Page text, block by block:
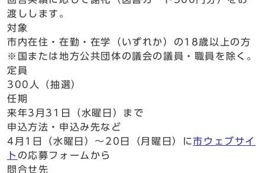
渡しします。
対象
市内在住・在勤・在学（いずれか）の18歳以上の方
※国または地方公共団体の議会の議員・職員を除く。
定員
300人（抽選）
任期
来年3月31日（水曜日）まで
申込方法・申込み先など
4月1日（水曜日）～20日（月曜日）に市ウェブサイ
ト の応募フォームから
問合せ先